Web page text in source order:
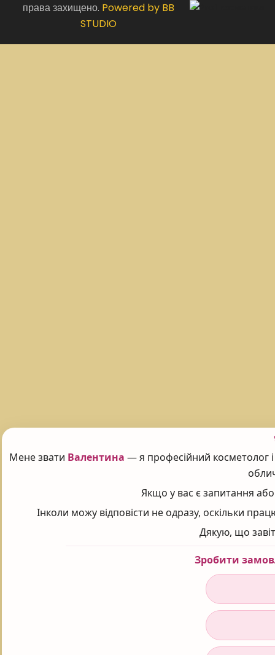
права захищено. Powered by BB
STUDIO
Мене звати Валентина — я професійний косметолог
Якщо у вас є запитання
Інколи можу відповісти не одразу, оскільки
Дякую, що
Зробити